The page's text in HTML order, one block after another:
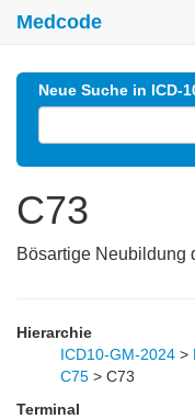
Medcode
Neue Suche in ICD-
C73
Bösartige Neubildung
Hierarchie
ICD10-GM-2024 >
C75 > C73
Terminal